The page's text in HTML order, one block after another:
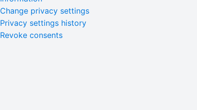
Change privacy settings
Privacy settings history
Revoke consents